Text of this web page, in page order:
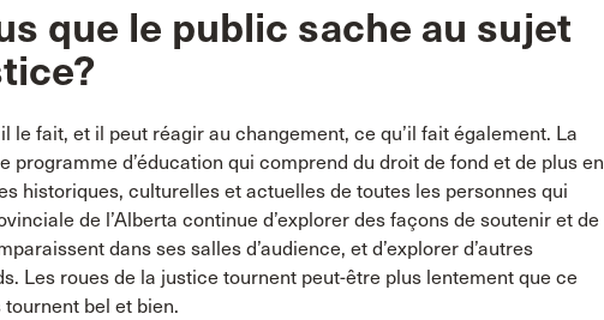
que le public sache au sujet
le fait, et il peut réagir au changement, ce qu’il fait également. La
programme d’éducation qui comprend du droit de fond et de plus en
historiques, culturelles et actuelles de toutes les personnes qui
de l’Alberta continue d’explorer des façons de soutenir et de
dans ses salles d’audience, et d’explorer d’autres
Les roues de la justice tournent peut-être plus lentement que ce
bel et bien.